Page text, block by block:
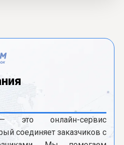
онлайн-сервис
соединяет заказчиков с